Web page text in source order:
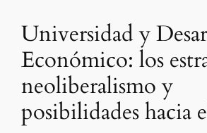
Universidad y
Económico: los
neoliberalismo y
posibilidades hacia